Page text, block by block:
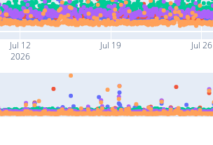
Jul 12
2026
Jul 19 Jul 26